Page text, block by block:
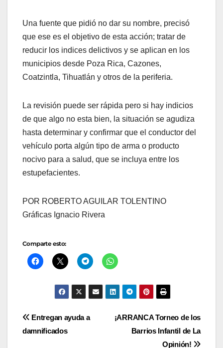
Una fuente que pidió no dar su nombre, precisó
que ese es el objetivo de esta acción; tratar de
reducir los indices delictivos y se aplican en los
municipios desde Poza Rica, Cazones,
Coatzintla, Tihuatlán y otros de la periferia.
La revisión puede ser rápida pero si hay indicios
de que algo no esta bien, la situación se agudiza
hasta determinar y confirmar que el conductor del
vehículo porta algún tipo de arma o producto
nocivo para a salud, que se incluya entre los
estupefacientes.
POR ROBERTO AGUILAR TOLENTINO
Gráficas Ignacio Rivera
Comparte esto:
Navegación
¡ARRANCA Torneo de los
Barrios Infantil de La
Opinión!
Entregan ayuda a
damnificados